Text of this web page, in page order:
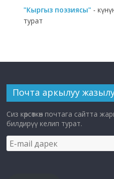
"Кыргыз поэзиясы" -
турат
Почта аркылуу
Сиз көрсөткөн почтага сайтта
билдирүү келип турат.
E-
mail